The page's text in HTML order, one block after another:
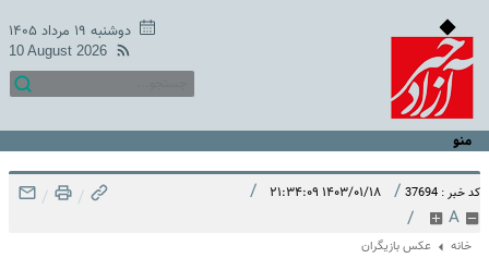
دوشنبه ۱۹ مرداد ۱۴۰۵
10 August 2026
منو
کد خبر : 37694 / ۱۴۰۳/۰۱/۱۸ ۲۱:۳۴:۰۹ /
A
/
/
/
خانه عکس بازیگران